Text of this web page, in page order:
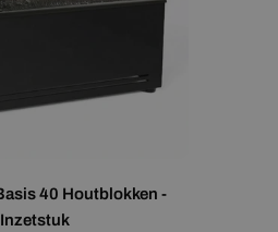
40 Houtblokken -